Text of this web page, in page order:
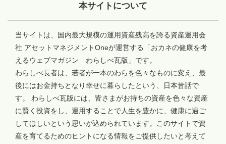
本サイトについて
当サイトは、国内最大規模の運用資産残高を誇る資産運用会
社 アセットマネジメントOneが運営する「おカネの健康を考
えるウェブマガジン わらしべ瓦版」です。
わらしべ長者は、若者が一本のわらを色々なものに変え、最
後にはお金持ちとなり幸せに暮らしたという、日本昔話で
す。 わらしべ瓦版には、皆さまがお持ちの資産を色々な資産
に賢く投資をし、運用することで人生を豊かに、健康に過ご
してほしいという思いが込められています。このサイトで資
産を育てるためのヒントになる情報をご提供したいと考えて